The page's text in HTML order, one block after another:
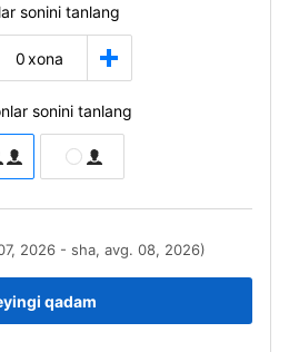
sonini tanlang
0 xona
sonini tanlang
2026 - sha, avg. 08, 2026)
qadam